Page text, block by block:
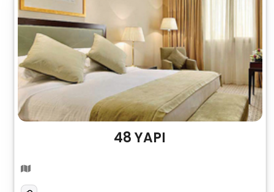
48 YAPI